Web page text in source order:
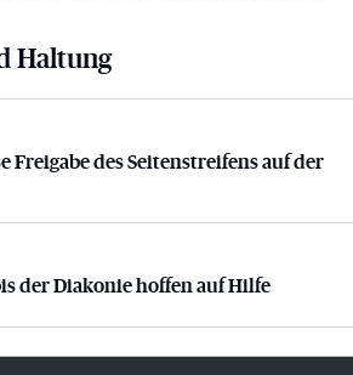
Haltung
Freigabe des Seitenstreifens auf der A3
des Seitenstreifens auf der
der Diakonie hoffen auf Hilfe
der Diakonie hoffen auf Hilfe